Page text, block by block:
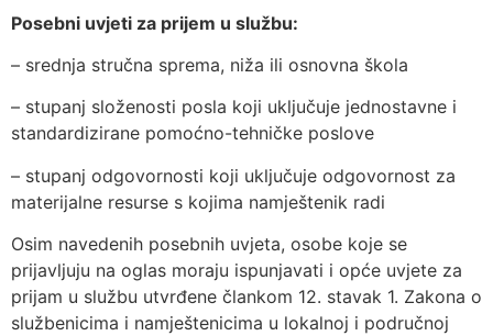
Posebni uvjeti za prijem u službu:
– srednja stručna sprema, niža ili osnovna škola
– stupanj složenosti posla koji uključuje jednostavne i
standardizirane pomoćno-tehničke poslove
– stupanj odgovornosti koji uključuje odgovornost za
materijalne resurse s kojima namještenik radi
Osim navedenih posebnih uvjeta, osobe koje se
prijavljuju na oglas moraju ispunjavati i opće uvjete za
prijam u službu utvrđene člankom 12. stavak 1. Zakona o
službenicima i namještenicima u lokalnoj i područnoj